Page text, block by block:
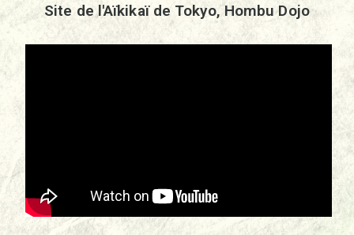
Site de l'Aïkikaï de Tokyo, Hombu Dojo